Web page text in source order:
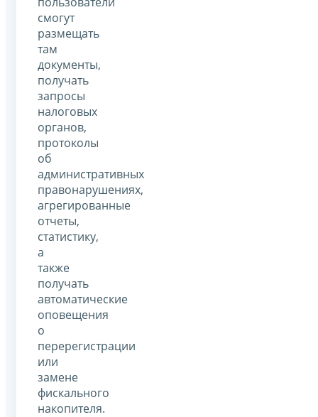
смогут
размещать
там
документы,
получать
запросы
налоговых
органов,
протоколы
об
административных
правонарушениях,
агрегированные
отчеты,
статистику,
а
также
получать
автоматические
оповещения
о
перерегистрации
или
замене
фискального
накопителя.